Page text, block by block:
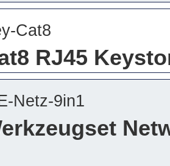
Cat8
RJ45
Netz-9in1